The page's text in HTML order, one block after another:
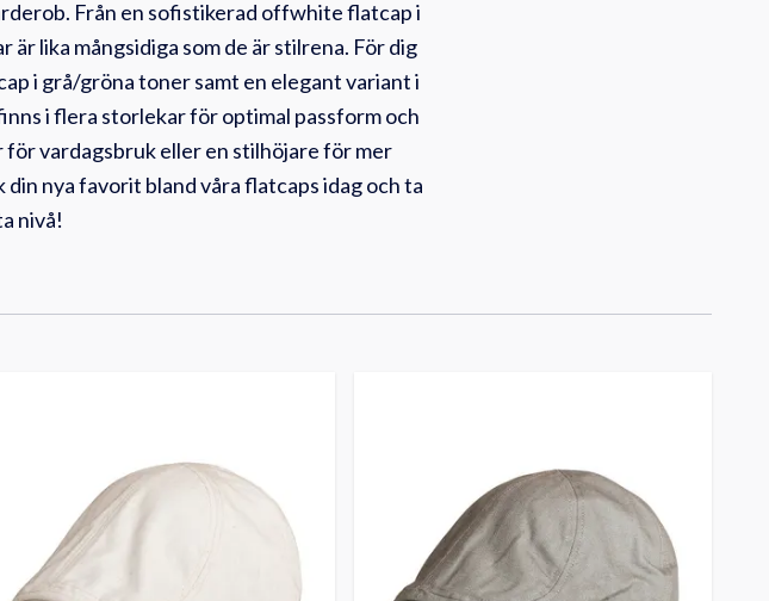
Från en sofistikerad offwhite flatcap i
lika mångsidiga som de är stilrena. För dig
i grå/gröna toner samt en elegant variant i
i flera storlekar för optimal passform och
för vardagsbruk eller en stilhöjare för mer
nya favorit bland våra flatcaps idag och ta
nivå!